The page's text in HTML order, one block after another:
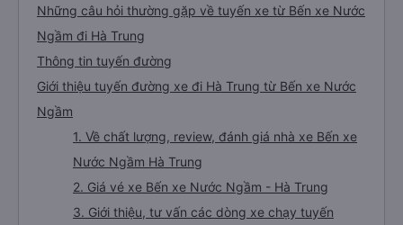
Những câu hỏi thường gặp về tuyến xe từ Bến xe Nước
Ngầm đi Hà Trung
Thông tin tuyến đường
Giới thiệu tuyến đường xe đi Hà Trung từ Bến xe Nước
Ngầm
1. Về chất lượng, review, đánh giá nhà xe Bến xe
Nước Ngầm Hà Trung
2. Giá vé xe Bến xe Nước Ngầm - Hà Trung
3. Giới thiệu, tư vấn các dòng xe chạy tuyến